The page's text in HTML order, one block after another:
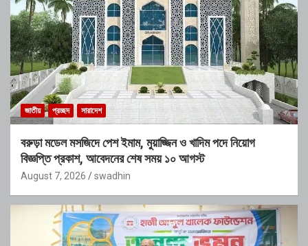
জাতীয় প্রচ্ছদ সারাদেশ
বরুড়া মডেল মসজিদে পেশ ইমাম, মুয়াজ্জিন ও খাদিম পদে নিয়োগ
বিজ্ঞপ্তি প্রকাশ, আবেদনের শেষ সময় ১০ আগস্ট
August 7, 2026 swadhin